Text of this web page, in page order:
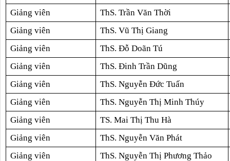
Giảng viên
ThS. Trần Văn Thời
Giảng viên
ThS. Vũ Thị Giang
Giảng viên
ThS. Đỗ Doãn Tú
Giảng viên
ThS. Đinh Trần Dũng
Giảng viên
ThS. Nguyễn Đức Tuấn
Giảng viên
ThS. Nguyễn Thị Minh Thúy
Giảng viên
TS. Mai Thị Thu Hà
Giảng viên
ThS. Nguyễn Văn Phát
Giảng viên
ThS. Nguyễn Thị Phương Thảo